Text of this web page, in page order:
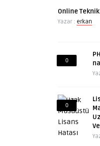
Online
Yazar : erkan
0
0